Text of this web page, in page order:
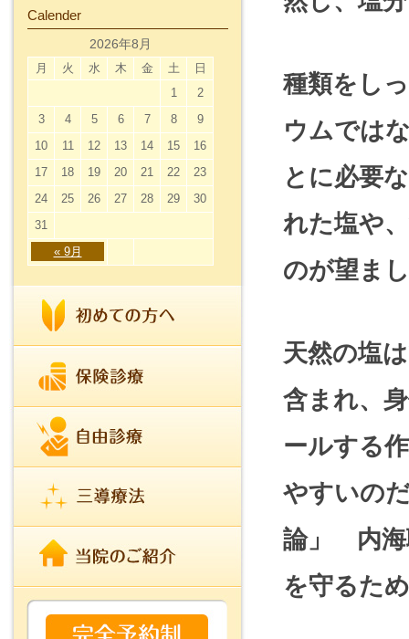
Calender
2026年8月
月 火 水 木 金 土 日
« 9月
1
2
3
4 5 6 7 8
9
10
11 12 13 14 15
16
17
18 19 20 21 22
23
24
25 26 27 28 29
30
31
種類をし
ウムでは
とに必要
れた塩や
のが望ま
天然の塩
含まれ、
ールする
やすいの
論」 内海
を守るた